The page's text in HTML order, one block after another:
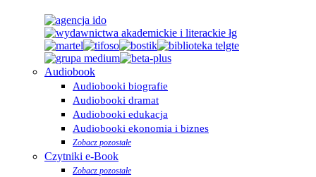
Audiobook
Audiobooki biografie
Audiobooki dramat
Audiobooki edukacja
Audiobooki ekonomia i biznes
Zobacz pozostałe
Czytniki e-Book
Zobacz pozostałe